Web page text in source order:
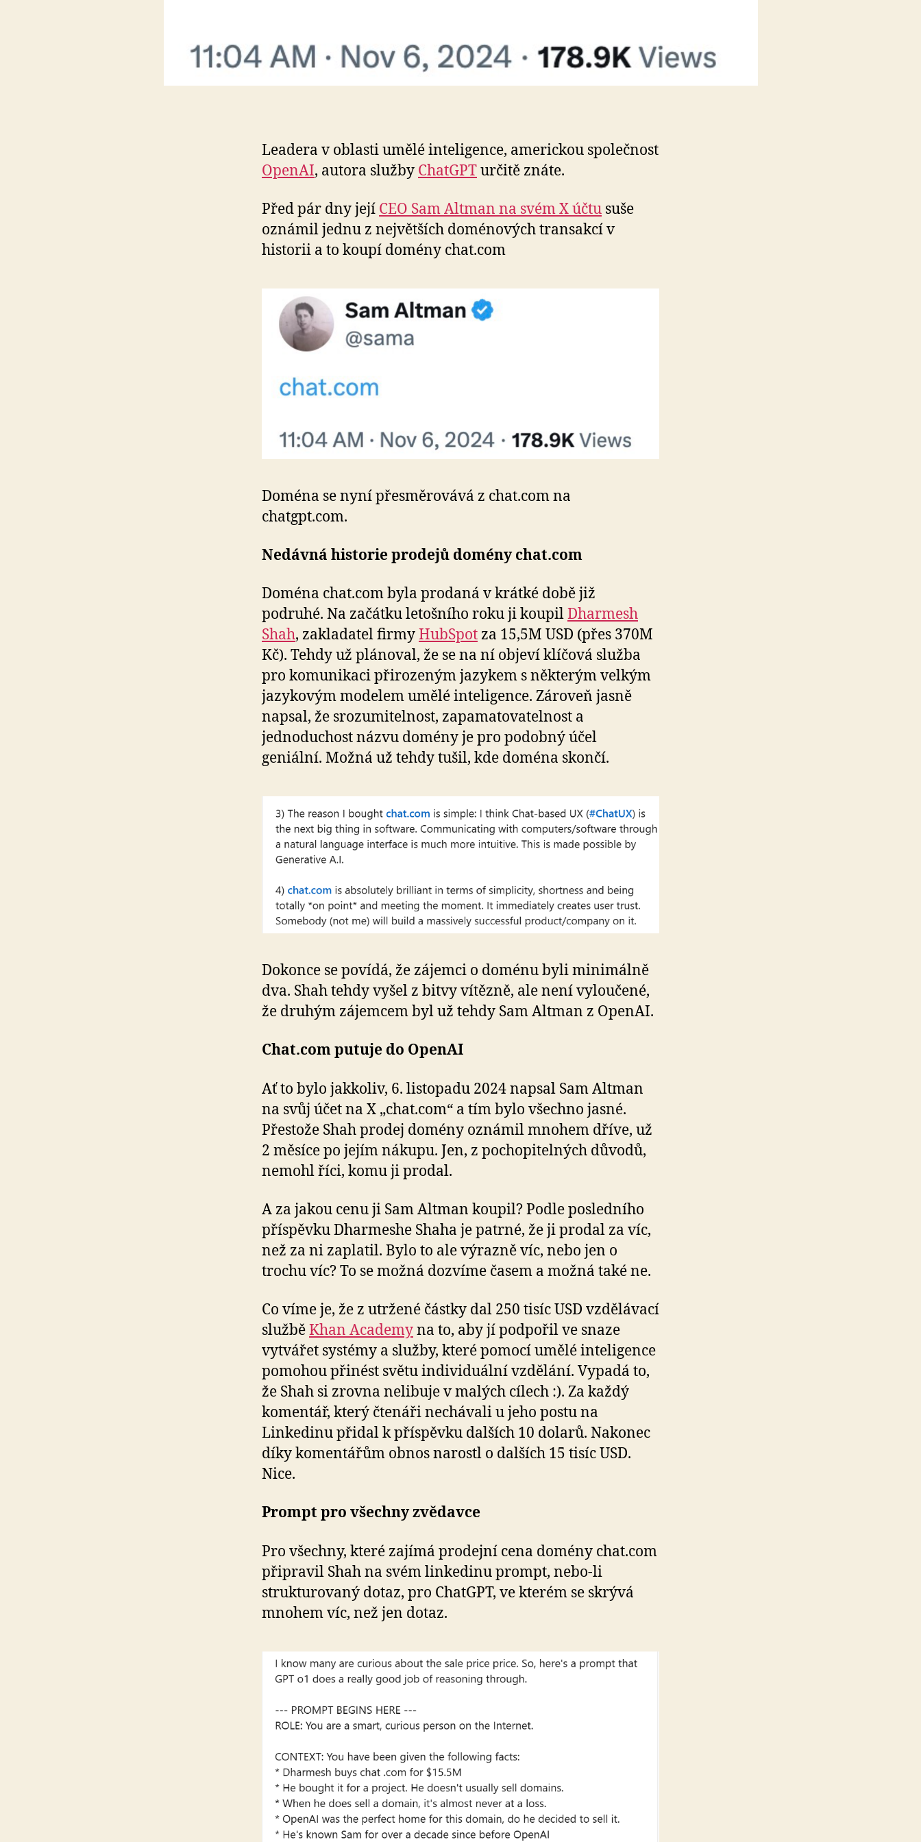
Leadera v oblasti umělé inteligence, americkou společnost
OpenAI, autora služby ChatGPTurčitě znáte.
Před pár dny její CEO Sam Altman na svém X účtu suše
oznámil jednu z největších doménových transakcí v
historii a to koupí domény chat.com
Doména se nyní přesměrovává z chat.com na
chatgpt.com.
Nedávná historie prodejů domény chat.com
Doména chat.com byla prodaná v krátké době již
podruhé. Na začátku letošního roku ji koupilDharmesh
Shah, zakladatel firmyHubSpotza 15,5M USD (přes 370M
Kč). Tehdy už plánoval, že se na ní objeví klíčová služba
pro komunikaci přirozeným jazykem s některým velkým
jazykovým modelem umělé inteligence. Zároveň jasně
napsal, že srozumitelnost, zapamatovatelnost a
jednoduchost názvu domény je pro podobný účel
geniální. Možná už tehdy tušil, kde doména skončí.
Dokonce se povídá, že zájemci o doménu byli minimálně
dva. Shah tehdy vyšel z bitvy vítězně, ale není vyloučené,
že druhým zájemcem byl už tehdy Sam Altman z OpenAI.
Chat.com putuje do OpenAI
Ať to bylo jakkoliv, 6. listopadu 2024 napsal Sam Altman
na svůj účet na X „chat.com“ a tím bylo všechno jasné.
Přestože Shah prodej domény oznámil mnohem dříve, už
2 měsíce po jejím nákupu. Jen, z pochopitelných důvodů,
nemohl říci, komu ji prodal.
A za jakou cenu ji Sam Altman koupil? Podle posledního
příspěvku Dharmeshe Shaha je patrné, že ji prodal za víc,
než za ni zaplatil. Bylo to ale výrazně víc, nebo jen o
trochu víc? To se možná dozvíme časem a možná také ne.
Co víme je, že z utržené částky dal 250 tisíc USD vzdělávací
služběKhan Academyna to, aby jí podpořil ve snaze
vytvářet systémy a služby, které pomocí umělé inteligence
pomohou přinést světu individuální vzdělání. Vypadá to,
že Shah si zrovna nelibuje v malých cílech :). Za každý
komentář, který čtenáři nechávali u jeho postu na
Linkedinu přidal k příspěvku dalších 10 dolarů. Nakonec
díky komentářům obnos narostl o dalších 15 tisíc USD.
Nice.
Prompt pro všechny zvědavce
Pro všechny, které zajímá prodejní cena domény chat.com
připravil Shah na svém linkedinu prompt, nebo-li
strukturovaný dotaz, pro ChatGPT, ve kterém se skrývá
mnohem víc, než jen dotaz.